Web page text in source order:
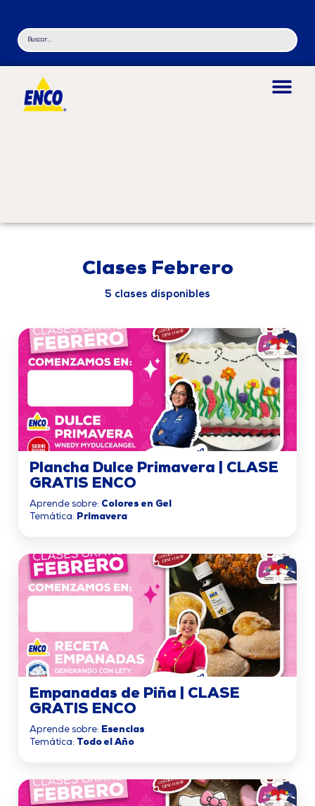
Clases Febrero
5 clases disponibles
Plancha Dulce Primavera | CLASE
GRATIS ENCO
Aprende sobre: Colores en Gel
Temática: Primavera
Empanadas de Piña | CLASE
GRATIS ENCO
Aprende sobre: Esencias
Temática: Todo el Año